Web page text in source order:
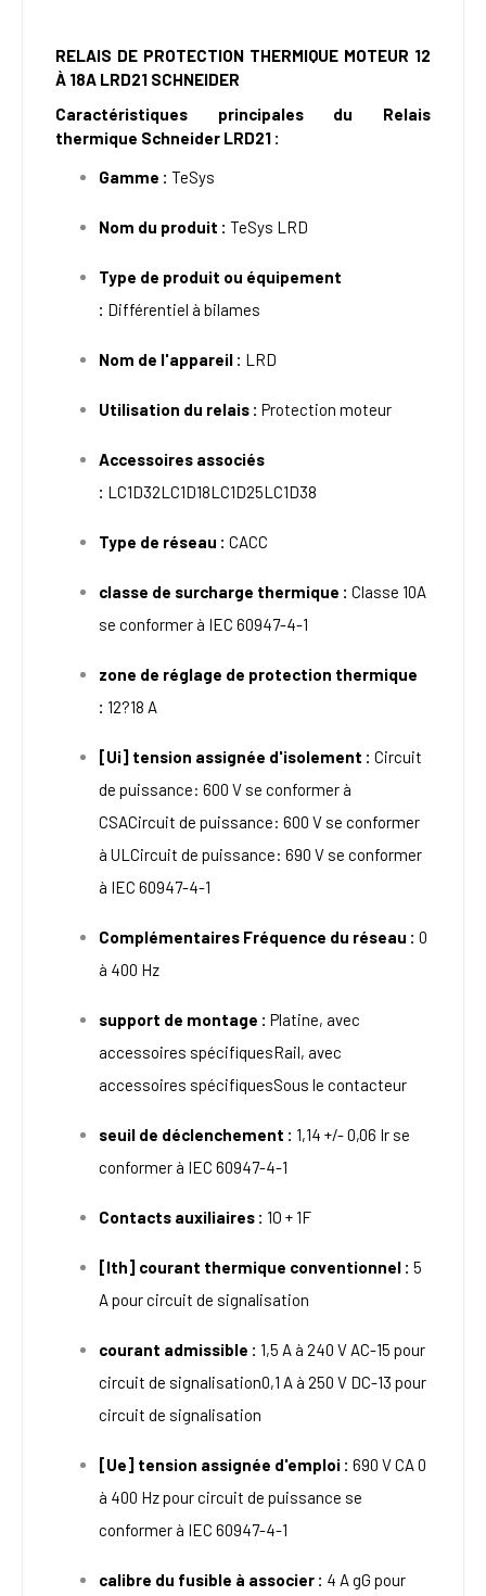
RELAIS DE PROTECTION THERMIQUE MOTEUR 12
À 18A LRD21 SCHNEIDER
Caractéristiques principales du Relais
thermique Schneider LRD21 :
Gamme : TeSys
Nom du produit : TeSys LRD
Type de produit ou équipement
: Différentiel à bilames
Nom de l'appareil : LRD
Utilisation du relais : Protection moteur
Accessoires associés
: LC1D32LC1D18LC1D25LC1D38
Type de réseau : CACC
classe de surcharge thermique : Classe 10A
se conformer à IEC 60947-4-1
zone de réglage de protection thermique
: 12?18 A
[Ui] tension assignée d'isolement : Circuit
de puissance: 600 V se conformer à
CSACircuit de puissance: 600 V se conformer
à ULCircuit de puissance: 690 V se conformer
à IEC 60947-4-1
Complémentaires Fréquence du réseau : 0
à 400 Hz
support de montage : Platine, avec
accessoires spécifiquesRail, avec
accessoires spécifiquesSous le contacteur
seuil de déclenchement : 1,14 +/- 0,06 Ir se
conformer à IEC 60947-4-1
Contacts auxiliaires : 1O + 1F
[Ith] courant thermique conventionnel : 5
A pour circuit de signalisation
courant admissible : 1,5 A à 240 V AC-15 pour
circuit de signalisation0,1 A à 250 V DC-13 pour
circuit de signalisation
[Ue] tension assignée d'emploi : 690 V CA 0
à 400 Hz pour circuit de puissance se
conformer à IEC 60947-4-1
calibre du fusible à associer : 4 A gG pour